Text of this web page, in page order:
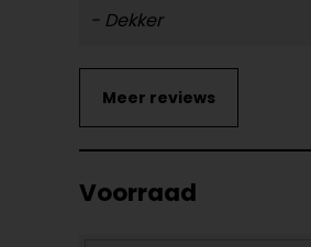
- Dekker
Voorraad